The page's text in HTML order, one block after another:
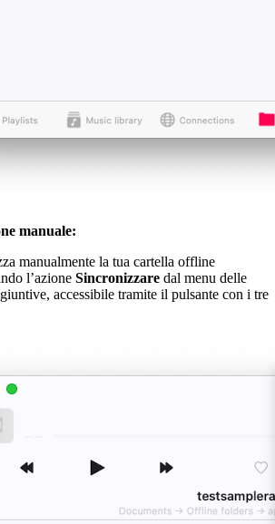
manuale:
manualmente la tua cartella offline
l’azione Sincronizzare dal menu delle
accessibile tramite il pulsante con i tre